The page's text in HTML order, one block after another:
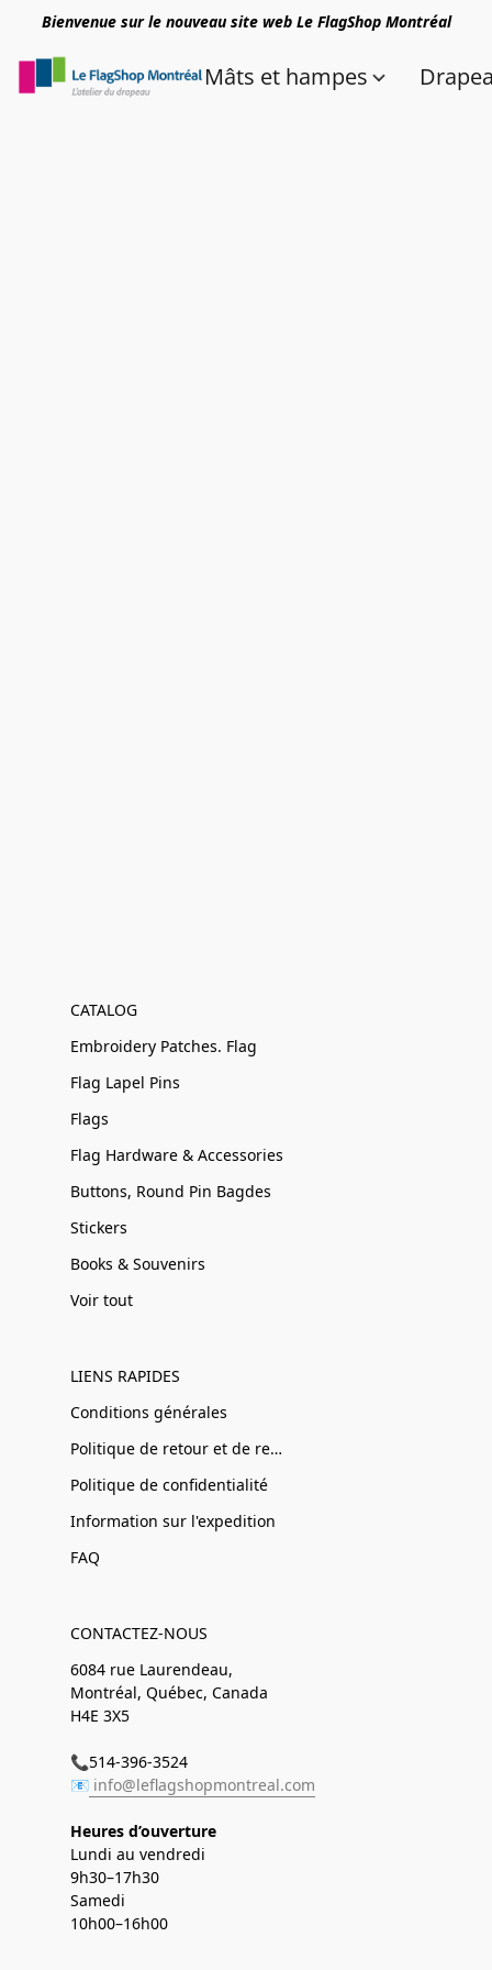
Bienvenue sur le nouveau site web Le FlagShop Montréal
Mâts et hampes
CATALOG
Embroidery Patches. Flag
Flag Lapel Pins
Flags
Flag Hardware & Accessories
Buttons, Round Pin Bagdes
Stickers
Books & Souvenirs
Voir tout
LIENS RAPIDES
Conditions générales
Politique de retour et de remboursement
Politique de confidentialité
Information sur l'expedition
FAQ
CONTACTEZ-NOUS
6084 rue Laurendeau,
Montréal, Québec, Canada
H4E 3X5
📞514-396-3524
📧 info@leflagshopmontreal.com
Heures d’ouverture
Lundi au vendredi
9h30–17h30
Samedi
10h00–16h00